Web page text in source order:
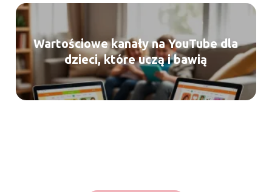
Wartościowe kanały na YouTube dla
dzieci, które uczą i bawią